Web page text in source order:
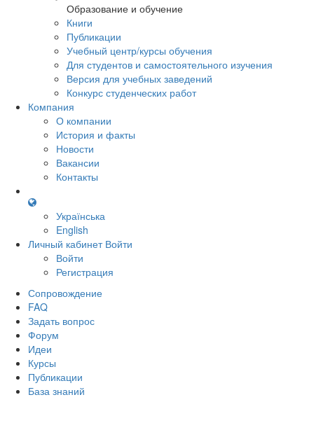
Образование и обучение
Книги
Публикации
Учебный центр/курсы обучения
Для студентов и самостоятельного изучения
Версия для учебных заведений
Конкурс студенческих работ
Компания
О компании
История и факты
Новости
Вакансии
Контакты
Українська
English
Личный кабинет Войти
Войти
Регистрация
Сопровождение
FAQ
Задать вопрос
Форум
Идеи
Курсы
Публикации
База знаний